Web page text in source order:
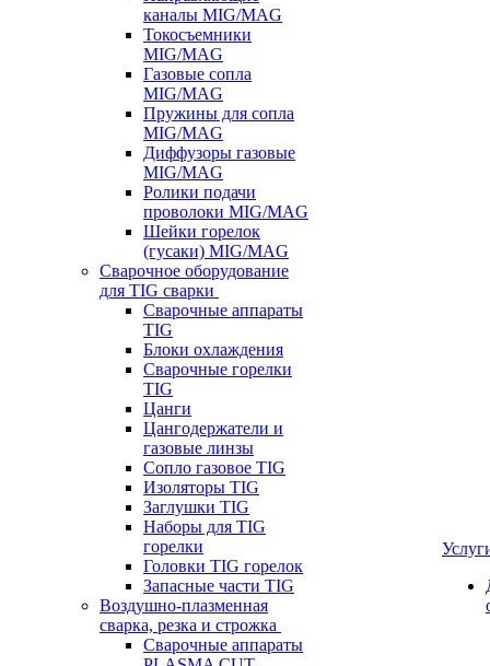
каналы MIG/MAG
Токосъемники
MIG/MAG
Газовые сопла
MIG/MAG
Пружины для сопла
MIG/MAG
Диффузоры газовые
MIG/MAG
Ролики подачи
проволоки MIG/MAG
Шейки горелок
(гусаки) MIG/MAG
Сварочное оборудование
для TIG сварки
Сварочные аппараты
TIG
Блоки охлаждения
Сварочные горелки
TIG
Цанги
Цангодержатели и
газовые линзы
Сопло газовое TIG
Изоляторы TIG
Заглушки TIG
Наборы для TIG
горелки
Головки TIG горелок
Запасные части TIG
Воздушно-плазменная
сварка, резка и строжка
Сварочные аппараты